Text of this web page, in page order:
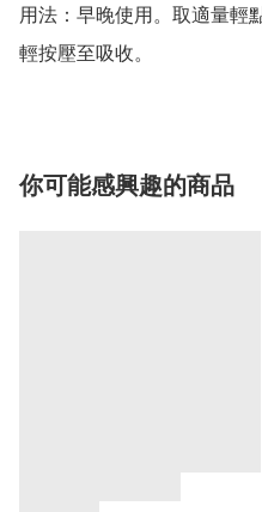
用法：早晚使用。取適量輕
輕按壓至吸收。
你可能感興趣的商品